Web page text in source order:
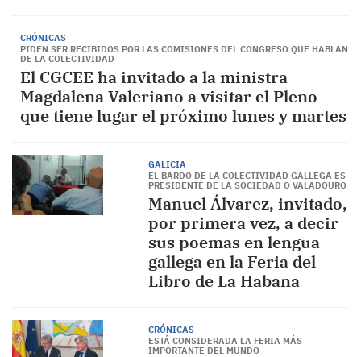
CRÓNICAS
PIDEN SER RECIBIDOS POR LAS COMISIONES DEL CONGRESO QUE HABLAN
DE LA COLECTIVIDAD
El CGCEE ha invitado a la ministra
Magdalena Valeriano a visitar el Pleno
que tiene lugar el próximo lunes y martes
GALICIA
EL BARDO DE LA COLECTIVIDAD GALLEGA ES
PRESIDENTE DE LA SOCIEDAD O VALADOURO
Manuel Álvarez, invitado,
por primera vez, a decir
sus poemas en lengua
gallega en la Feria del
Libro de La Habana
CRÓNICAS
ESTÁ CONSIDERADA LA FERIA MÁS
IMPORTANTE DEL MUNDO